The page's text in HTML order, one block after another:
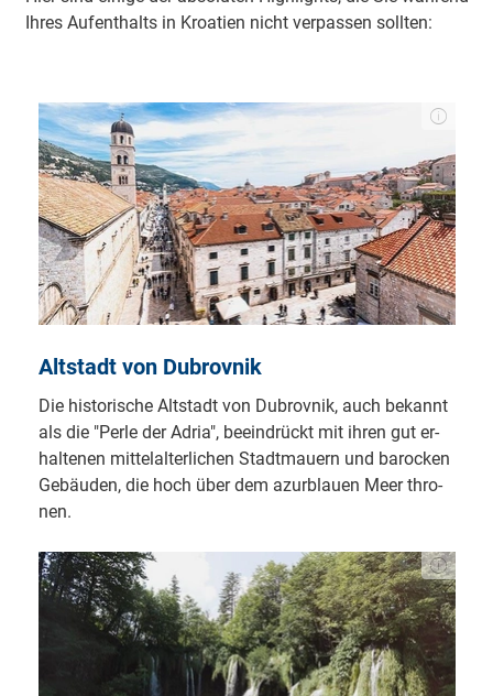
Ih­res Auf­ent­halts in Kroa­ti­en nicht ver­pas­sen soll­ten:
Altstadt von Dubrovnik
Die his­to­ri­sche Alt­stadt von Du­brov­nik, auch be­kannt
als die "Per­le der A­dri­a", be­eind­rückt mit ih­ren gut er­
hal­te­nen mit­tel­al­ter­li­chen Stadt­mau­ern und ba­ro­cken
Ge­bäu­den, die hoch über dem azur­blau­en Meer thro­
nen.